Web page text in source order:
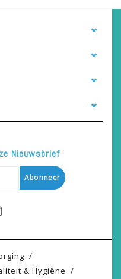
Nieuwsbrief
Abonneer
& Hygiëne